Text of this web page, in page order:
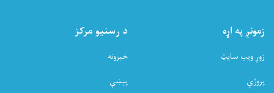
زمونږ په اړه
زوړ ویب سایټ
پروژې
د رسنیو مرکز
خبرونه
پېښې